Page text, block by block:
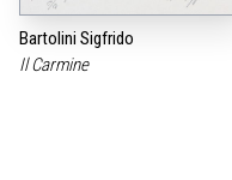
Bartolini Sigfrido
Il Carmine